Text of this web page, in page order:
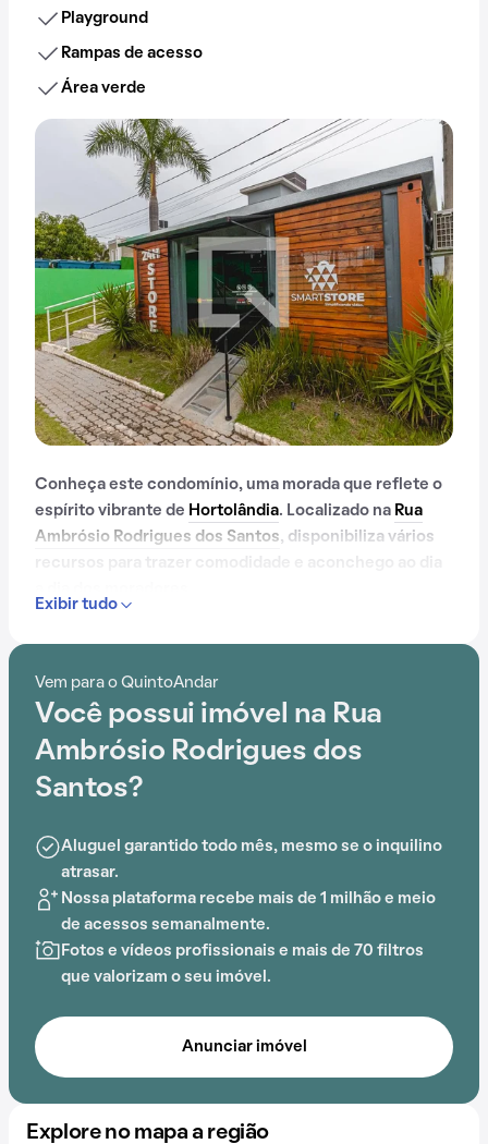
Playground
Rampas de acesso
Área verde
Conheça este condomínio, uma morada que reflete o
espírito vibrante de Hortolândia. Localizado na Rua
Ambrósio Rodrigues dos Santos, disponibiliza vários
Contando com portaria 24 horas, academia, quadra
playground, este condomínio é preparado para
atender às necessidades dos moradores que buscam
lazer e conforto em um só lugar.
Exibir tudo
Vem para o QuintoAndar
Você possui imóvel na Rua
Ambrósio Rodrigues dos
Santos?
Aluguel garantido todo mês, mesmo se o inquilino
atrasar.
Nossa plataforma recebe mais de 1 milhão e meio
de acessos semanalmente.
Fotos e vídeos profissionais e mais de 70 filtros
que valorizam o seu imóvel.
Anunciar imóvel
Explore no mapa a região